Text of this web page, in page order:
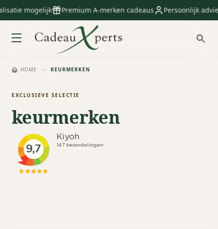
mogelijk Premium A-merken cadeaus Persoonlijk
HOME › KEURMERKEN
EXCLUSIEVE SELECTIE
keurmerken